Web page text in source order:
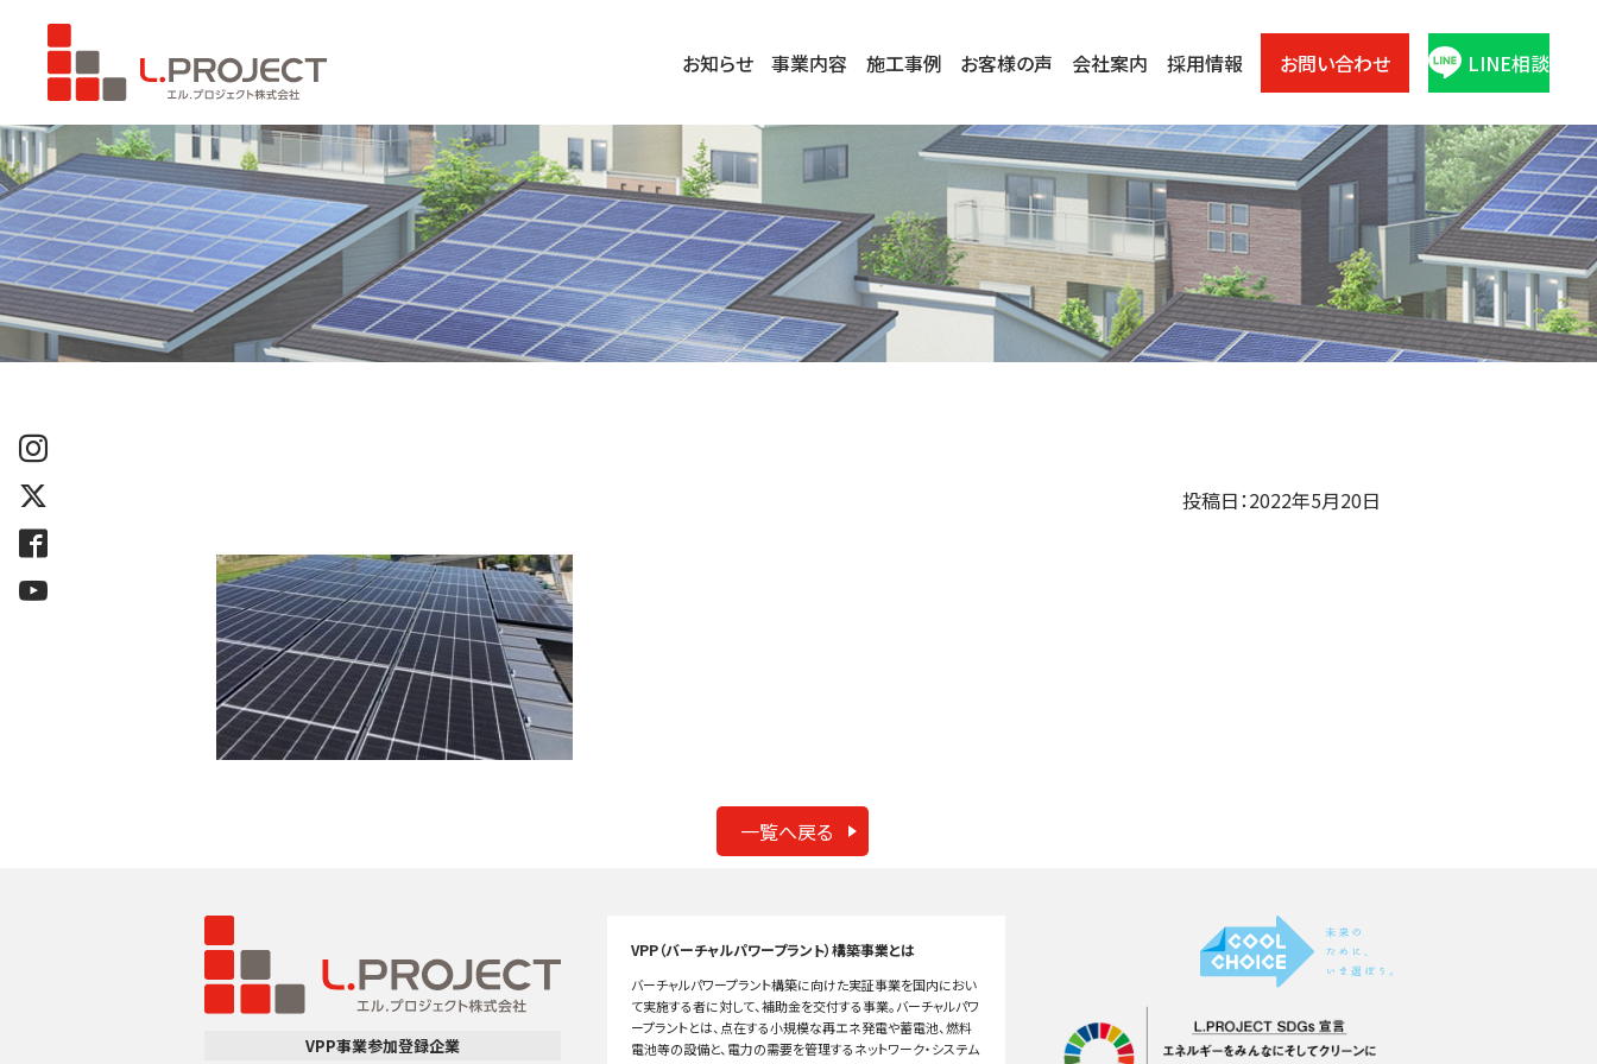
お知らせ 事業内容 施工事例 お客様の声 会社案内 採用情報 お問い合わせ LINE相談
投稿日：2022年5月20日
一覧へ戻る
VPP事業参加登録企業
VPP（バーチャルパワープラント）構築事業とは
バーチャルパワープラント構築に向けた実証事業を国内におい
て実施する者に対して、補助金を交付する事業。バーチャルパワ
ープラントとは、点在する小規模な再エネ発電や蓄電池、燃料
電池等の設備と、電力の需要を管理するネットワーク・システム